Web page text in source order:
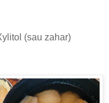
(sau zahar)